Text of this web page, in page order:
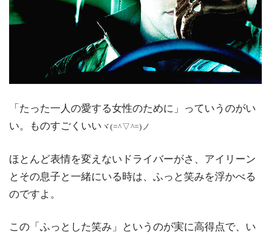
「たった一人の愛する女性のために」っていうのがい
い。ものすごくいい ヾ(=^▽^=)ノ
ほとんど表情を変えないドライバーがさ、アイリーン
とその息子と一緒にいる時は、ふっと笑みを浮かべる
のですよ。
この「ふっとした笑み」というのが実に高得点で、い